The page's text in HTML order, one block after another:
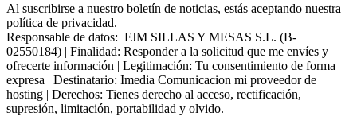
Al suscribirse a nuestro boletín de noticias, estás aceptando nuestra
política de privacidad.
Responsable de datos: FJM SILLAS Y MESAS S.L. (B-
02550184) | Finalidad: Responder a la solicitud que me envíes y
ofrecerte información | Legitimación: Tu consentimiento de forma
expresa | Destinatario: Imedia Comunicacion mi proveedor de
hosting | Derechos: Tienes derecho al acceso, rectificación,
supresión, limitación, portabilidad y olvido.